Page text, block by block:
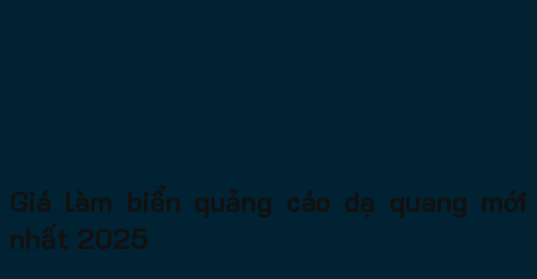
Giá làm biển quảng cáo dạ quang mới
nhất 2025